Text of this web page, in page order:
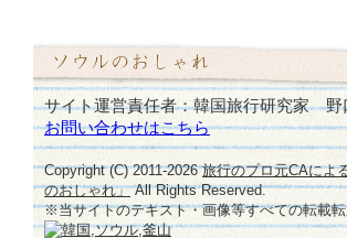
サイト運営責任者：韓国旅行研究家 野
お問い合わせはこちら
Copyright (C) 2011-2026旅行のプロ元CAによ
のおしゃれ」All Rights Reserved.
※当サイトのテキスト・画像等すべての転載